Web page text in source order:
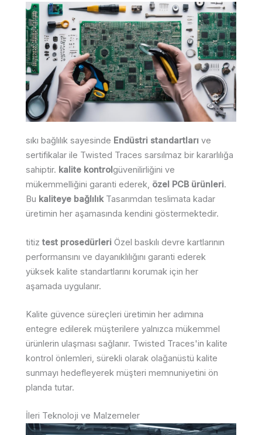
sıkı bağlılık sayesinde Endüstri standartları ve
sertifikalar ile Twisted Traces sarsılmaz bir kararlılığa
sahiptir. kalite kontrol güvenilirliğini ve
mükemmelliğini garanti ederek, özel PCB ürünleri.
Bu kaliteye bağlılıkTasarımdan teslimata kadar
üretimin her aşamasında kendini göstermektedir.
titiz test prosedürleri Özel baskılı devre kartlarının
performansını ve dayanıklılığını garanti ederek
yüksek kalite standartlarını korumak için her
aşamada uygulanır.
Kalite güvence süreçleri üretimin her adımına
entegre edilerek müşterilere yalnızca mükemmel
ürünlerin ulaşması sağlanır. Twisted Traces'in kalite
kontrol önlemleri, sürekli olarak olağanüstü kalite
sunmayı hedefleyerek müşteri memnuniyetini ön
planda tutar.
İleri Teknoloji ve Malzemeler